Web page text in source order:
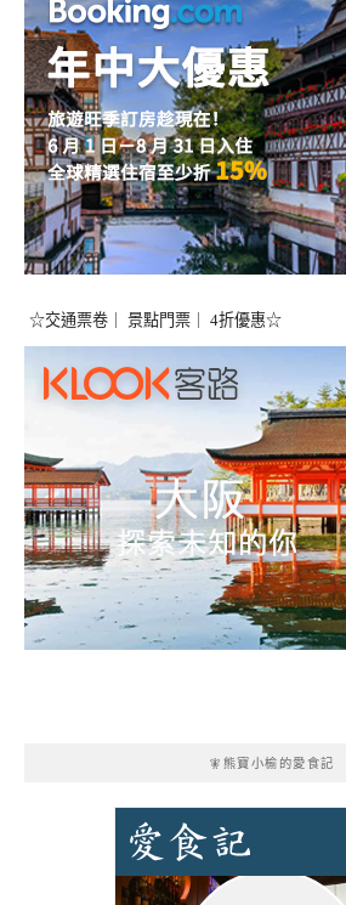
☆交通票卷｜ 景點門票｜ 4折優惠☆
🧚熊寶小榆的愛食記